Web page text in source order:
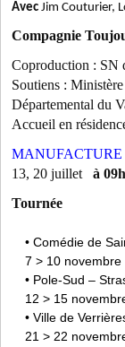
Avec Jim Couturier,
Compagnie
Coproduction : SN
Soutiens :
Départemental du
Accueil en
13, 20 juillet à
Tournée
• Comédie de
7 > 10 novembre
• Pole-Sud –
12 > 15
• Ville de
21 > 22